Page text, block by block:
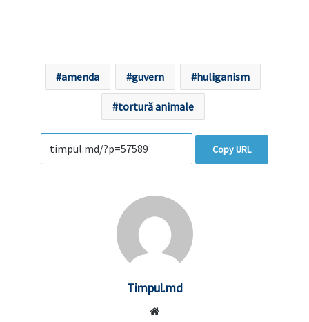
amenda guvern huliganism
tortură animale
Copy URL
Timpul.md